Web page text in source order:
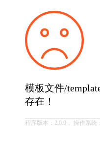
模板文件/
存在！
程序版本：2.0.9， 操作系统